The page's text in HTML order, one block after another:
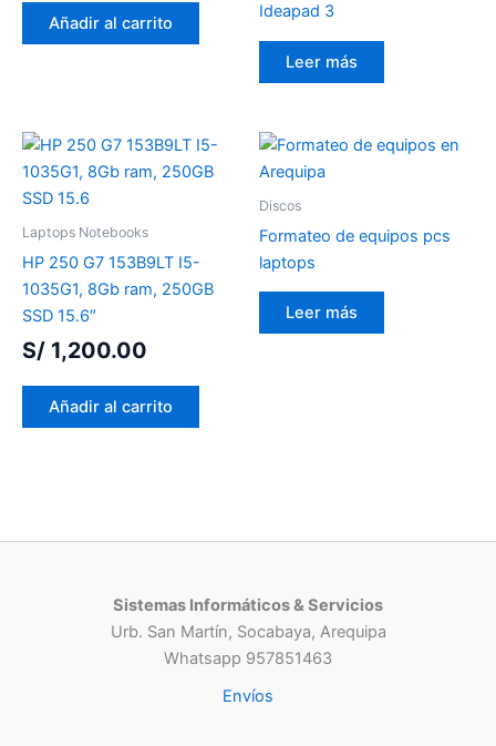
Añadir al carrito
Ideapad 3
Leer más
Laptops Notebooks
HP 250 G7 153B9LT I5-
1035G1, 8Gb ram, 250GB
SSD 15.6″
S/ 1,200.00
Añadir al carrito
Discos
Formateo de equipos pcs
laptops
Leer más
Sistemas Informáticos & Servicios
Urb. San Martín, Socabaya, Arequipa
Whatsapp 957851463
Envíos